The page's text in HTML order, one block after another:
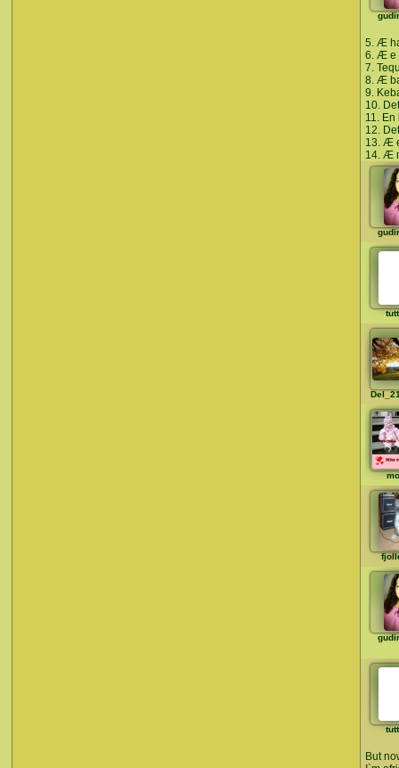
5. Æ
6. Æ e
7.
8. Æ
9.
10.
11.
12.
13. Æ
14. Æ
But